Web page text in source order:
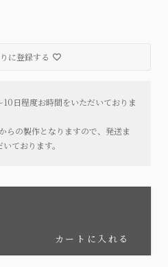
10日程度お時間をいただいておりま
らの製作となりますので、発送ま
ております。
に登録する
カートに入れる